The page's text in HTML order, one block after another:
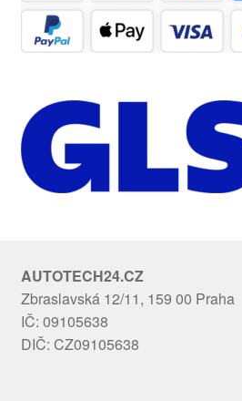
AUTOTECH24.CZ
Zbraslavská 12/11, 159 00 Praha
IČ: 09105638
DIČ: CZ09105638